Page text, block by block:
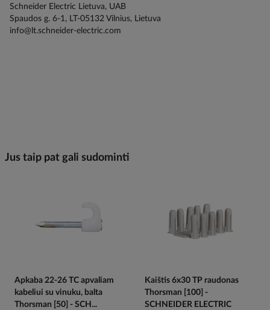
Schneider Electric Lietuva, UAB
Spaudos g. 6-1, LT-05132 Vilnius, Lietuva
info@lt.schneider-electric.com
Jus taip pat gali sudominti
Apkaba 22-26 TC apvaliam
kabeliui su vinuku, balta
Thorsman [50] - SCH...
Kaištis 6x30 TP raudonas
Thorsman [100] -
SCHNEIDER ELECTRIC